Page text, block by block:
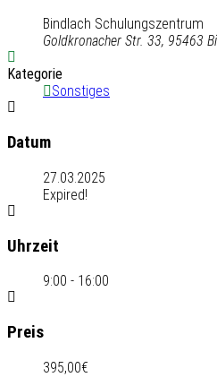
Bindlach Schulungszentrum
Goldkronacher Str. 33, 95463
Kategorie
Sonstiges
Datum
27.03.2025
Expired!
Uhrzeit
9:00 - 16:00
Preis
395,00€